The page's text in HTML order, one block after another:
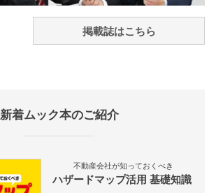
掲載誌はこちら
新着ムック本のご紹介
不動産会社が知っておくべき
ハザードマップ活用 基礎知識